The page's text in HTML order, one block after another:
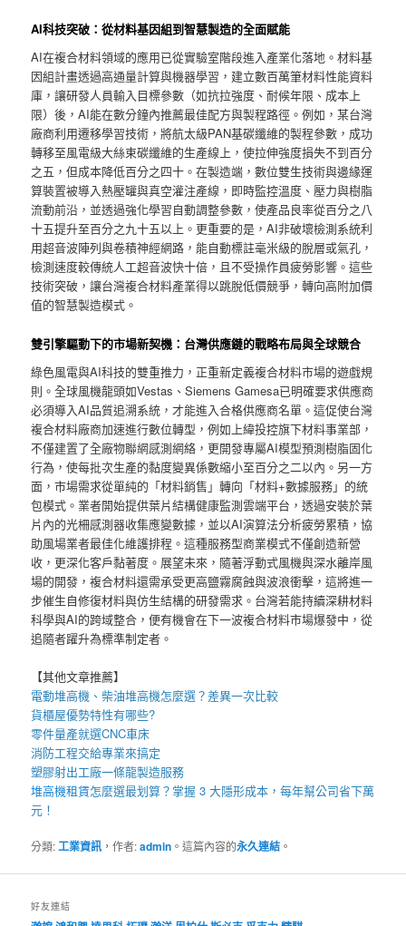
AI科技突破：從材料基因組到智慧製造的全面賦能
AI在複合材料領域的應用已從實驗室階段進入產業化落地。材料基
因組計畫透過高通量計算與機器學習，建立數百萬筆材料性能資料
庫，讓研發人員輸入目標參數（如抗拉強度、耐候年限、成本上
限）後，AI能在數分鐘內推薦最佳配方與製程路徑。例如，某台灣
廠商利用遷移學習技術，將航太級PAN基碳纖維的製程參數，成功
轉移至風電級大絲束碳纖維的生產線上，使拉伸強度損失不到百分
之五，但成本降低百分之四十。在製造端，數位雙生技術與邊緣運
算裝置被導入熱壓罐與真空灌注產線，即時監控溫度、壓力與樹脂
流動前沿，並透過強化學習自動調整參數，使產品良率從百分之八
十五提升至百分之九十五以上。更重要的是，AI非破壞檢測系統利
用超音波陣列與卷積神經網路，能自動標註毫米級的脫層或氣孔，
檢測速度較傳統人工超音波快十倍，且不受操作員疲勞影響。這些
技術突破，讓台灣複合材料產業得以跳脫低價競爭，轉向高附加價
值的智慧製造模式。
雙引擎驅動下的市場新契機：台灣供應鏈的戰略布局與全球競合
綠色風電與AI科技的雙重推力，正重新定義複合材料市場的遊戲規
則。全球風機龍頭如Vestas、Siemens Gamesa已明確要求供應商
必須導入AI品質追溯系統，才能進入合格供應商名單。這促使台灣
複合材料廠商加速進行數位轉型，例如上緯投控旗下材料事業部，
不僅建置了全廠物聯網感測網絡，更開發專屬AI模型預測樹脂固化
行為，使每批次生產的黏度變異係數縮小至百分之二以內。另一方
面，市場需求從單純的「材料銷售」轉向「材料+數據服務」的統
包模式。業者開始提供葉片結構健康監測雲端平台，透過安裝於葉
片內的光柵感測器收集應變數據，並以AI演算法分析疲勞累積，協
助風場業者最佳化維護排程。這種服務型商業模式不僅創造新營
收，更深化客戶黏著度。展望未來，隨著浮動式風機與深水離岸風
場的開發，複合材料還需承受更高鹽霧腐蝕與波浪衝擊，這將進一
步催生自修復材料與仿生結構的研發需求。台灣若能持續深耕材料
科學與AI的跨域整合，便有機會在下一波複合材料市場爆發中，從
追隨者躍升為標準制定者。
【其他文章推薦】
電動堆高機 、柴油堆高機怎麼選？差異一次比較
貨櫃屋優勢特性有哪些?
零件量產就選CNC車床
消防工程交給專業來搞定
塑膠射出工廠一條龍製造服務
堆高機租賃怎麼選最划算？掌握 3 大隱形成本，每年幫公司省下萬
元！
分類:工業資訊 ，作者:admin 。這篇內容的永久連結 。
好友連結